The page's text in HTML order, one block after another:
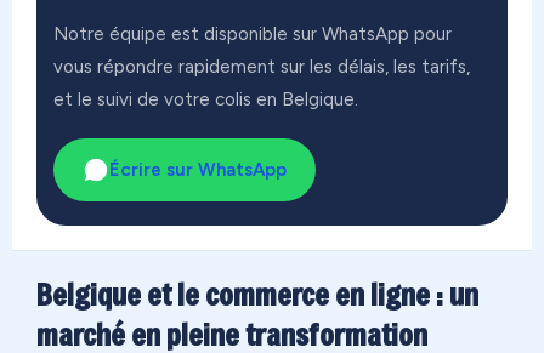
Notre équipe est disponible sur WhatsApp pour
vous répondre rapidement sur les délais, les tarifs,
et le suivi de votre colis en Belgique.
Écrire sur WhatsApp
Belgique et le commerce en ligne : un
marché en pleine transformation